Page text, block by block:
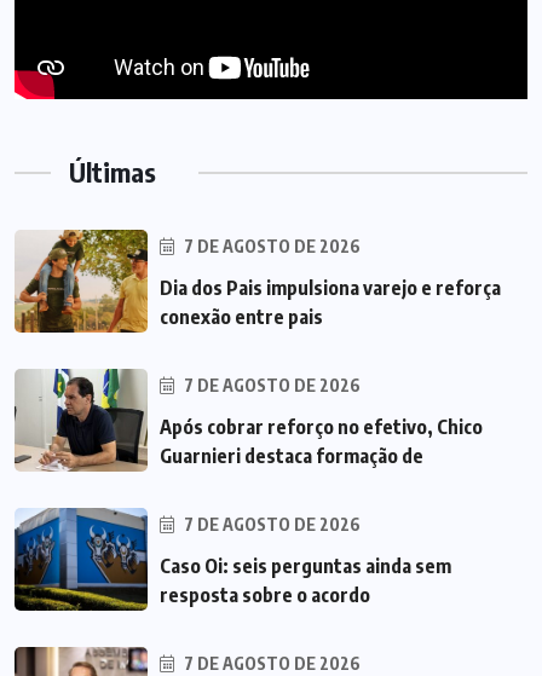
Últimas
7 DE AGOSTO DE 2026
Dia dos Pais impulsiona varejo e reforça
conexão entre pais
7 DE AGOSTO DE 2026
Após cobrar reforço no efetivo, Chico
Guarnieri destaca formação de
7 DE AGOSTO DE 2026
Caso Oi: seis perguntas ainda sem
resposta sobre o acordo
7 DE AGOSTO DE 2026